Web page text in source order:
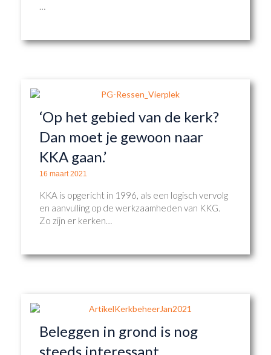
…
‘Op het gebied van de kerk?
Dan moet je gewoon naar
KKA gaan.’
16 maart 2021
KKA is opgericht in 1996, als een logisch vervolg
en aanvulling op de werkzaamheden van KKG.
Zo zijn er kerken…
Beleggen in grond is nog
steeds interessant